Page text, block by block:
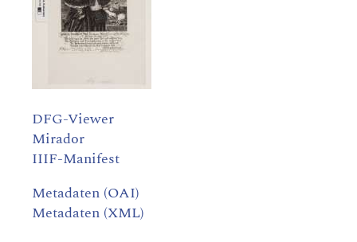
DFG-Viewer
Mirador
IIIF-Manifest
Metadaten (OAI)
Metadaten (XML)